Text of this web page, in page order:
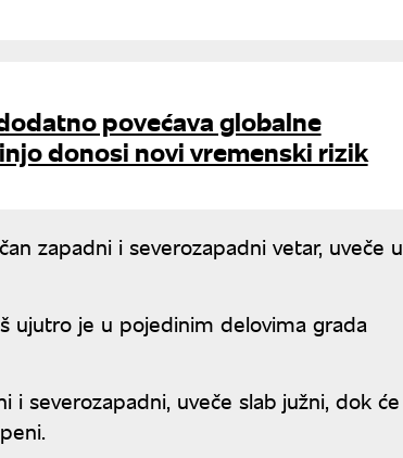
povećava globalne
donosi novi vremenski rizik
zapadni i severozapadni vetar, uveče u
ujutro je u pojedinim delovima grada
severozapadni, uveče slab južni, dok će